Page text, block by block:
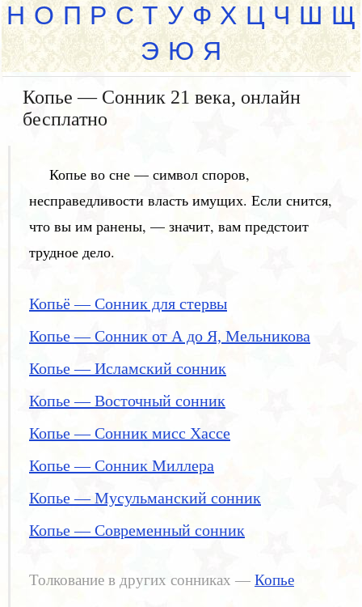
Н О П Р С Т У Ф Х Ц Ч Ш Щ
Э Ю Я
Копье — Сонник 21 века, онлайн
бесплатно
Копье во сне — символ споров,
несправедливости власть имущих. Если снится,
что вы им ранены, — значит, вам предстоит
трудное дело.
Копьё — Сонник для стервы
Копье — Сонник от А до Я, Мельникова
Копье — Исламский сонник
Копье — Восточный сонник
Копье — Сонник мисс Хассе
Копье — Сонник Миллера
Копье — Мусульманский сонник
Копье — Современный сонник
Толкование в других сонниках — Копье